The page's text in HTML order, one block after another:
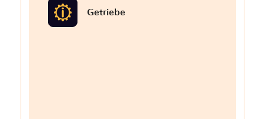
Getriebe